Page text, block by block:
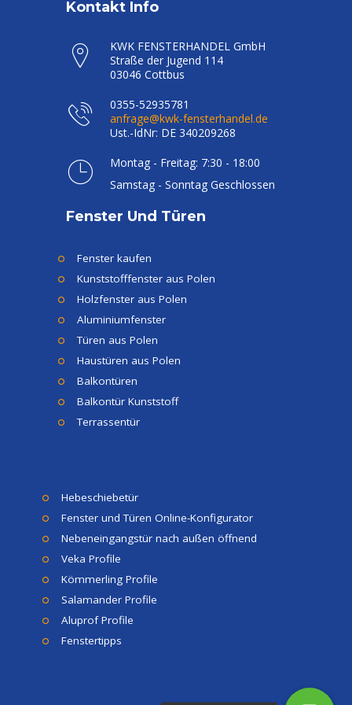
Kontakt Info
KWK FENSTERHANDEL GmbH
Straße der Jugend 114
03046 Cottbus
0355-52935781
anfrage@kwk-fensterhandel.de
Ust.-IdNr: DE 340209268
Montag - Freitag: 7:30 - 18:00
Samstag - Sonntag Geschlossen
Fenster Und Türen
Fenster kaufen
Kunststofffenster aus Polen
Holzfenster aus Polen
Aluminiumfenster
Türen aus Polen
Haustüren aus Polen
Balkontüren
Balkontür Kunststoff
Terrassentür
Hebeschiebetür
Fenster und Türen Online-Konfigurator
Nebeneingangstür nach außen öffnend
Veka Profile
Kömmerling Profile
Salamander Profile
Aluprof Profile
Fenstertipps